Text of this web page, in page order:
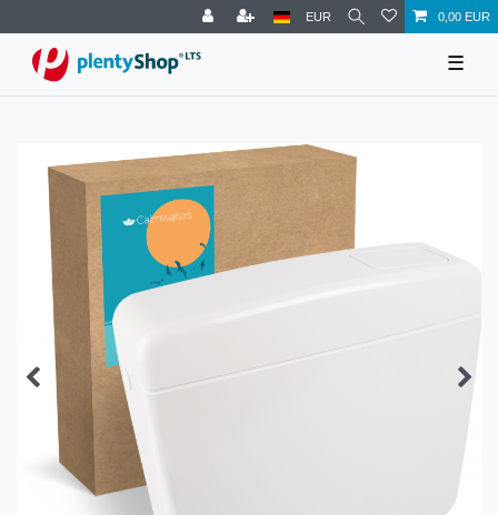
EUR 0,00 EUR
☰